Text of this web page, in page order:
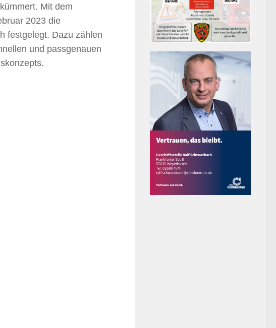
Mit dem
2023 die
festgelegt. Dazu zählen
und passgenauen